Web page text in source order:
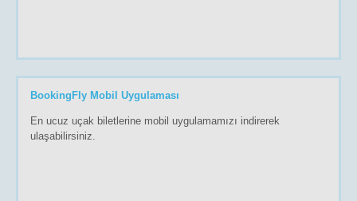
BookingFly Mobil Uygulaması
En ucuz uçak biletlerine mobil uygulamamızı indirerek
ulaşabilirsiniz.